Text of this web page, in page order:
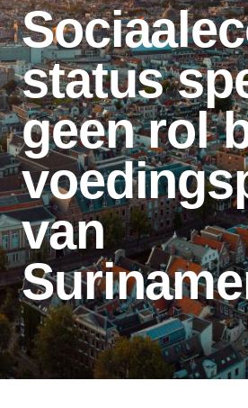
status
geen rol
van